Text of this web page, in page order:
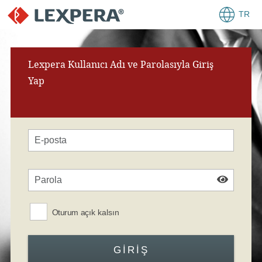
TR
Lexpera Kullanıcı Adı ve Parolasıyla Giriş
Yap
Oturum açık kalsın
GIRIŞ